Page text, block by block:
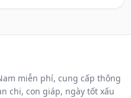
miễn phí, cung cấp thông
chi, con giáp, ngày tốt xấu